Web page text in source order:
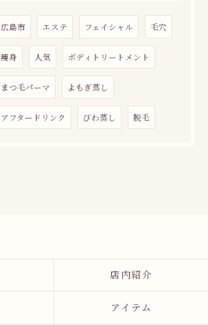
広島市 エステ フェイシャル 毛穴
痩身 人気 ボディトリートメント
まつ毛パーマ よもぎ蒸し
アフタードリンク びわ蒸し 脱毛
店内紹介
アイテム